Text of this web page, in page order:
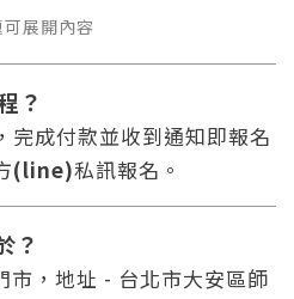
展開內容
？
完成付款並收到通知即報名
(line)私訊報名。
？
市，地址 - 台北市大安區師